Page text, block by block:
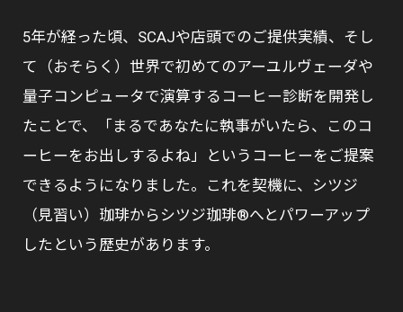
5年が経った頃、SCAJや店頭でのご提供実績、そし
て（おそらく）世界で初めてのアーユルヴェーダや
量子コンピュータで演算するコーヒー診断を開発し
たことで、「まるであなたに執事がいたら、このコ
ーヒーをお出しするよね」というコーヒーをご提案
できるようになりました。これを契機に、シツジ
（見習い）珈琲からシツジ珈琲®へとパワーアップ
したという歴史があります。